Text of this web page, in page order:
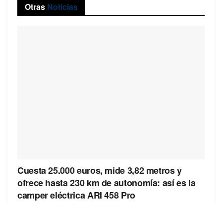
Otras Noticias
Cuesta 25.000 euros, mide 3,82 metros y
ofrece hasta 230 km de autonomía: así es la
camper eléctrica ARI 458 Pro